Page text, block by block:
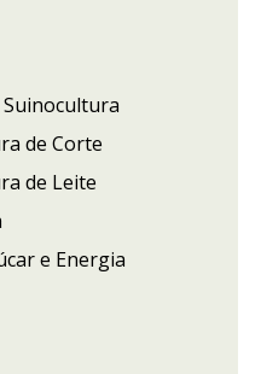
de Corte
de Leite
e Energia